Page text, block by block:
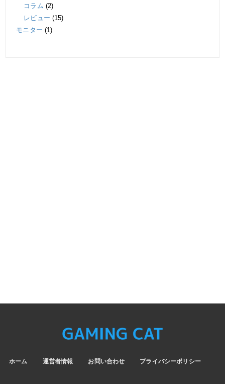
コラム (2)
レビュー (15)
モニター (1)
ホーム 運営者情報 お問い合わせ プライバシーポリシー